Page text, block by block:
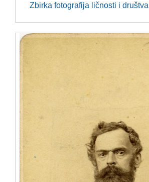
Zbirka fotografija ličnosti i društva